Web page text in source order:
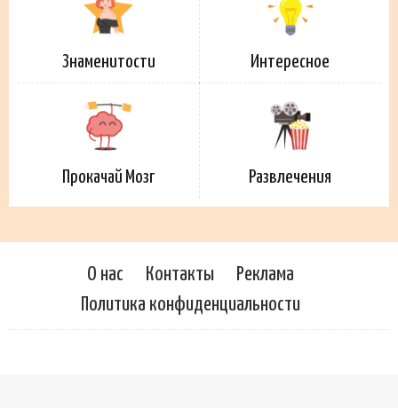
Знаменитости Интересное
Прокачай Мозг Развлечения
О нас Контакты
Реклама
Политика конфиденциальности